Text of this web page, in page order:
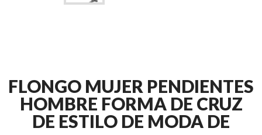
FLONGO MUJER PENDIENTES
HOMBRE FORMA DE CRUZ
DE ESTILO DE MODA DE